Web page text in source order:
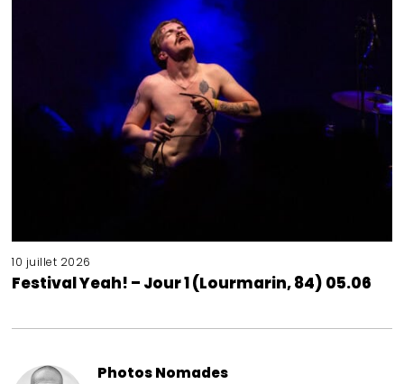
10 juillet 2026
Festival Yeah! – Jour 1 (Lourmarin, 84) 05.06
Photos Nomades